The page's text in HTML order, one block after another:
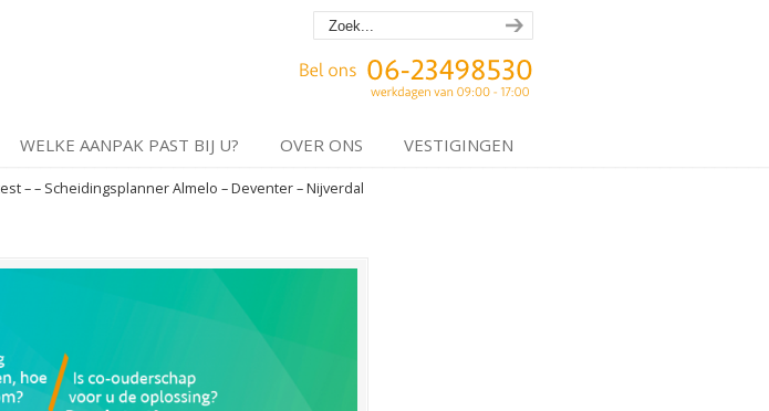
WELKE AANPAK PAST BIJ U? OVER ONS VESTIGINGEN
– – Scheidingsplanner Almelo – Deventer – Nijverdal